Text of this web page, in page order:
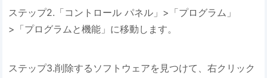
ステップ2.「コントロール パネル」>「プログラム」
>「プログラムと機能」に移動します。
ステップ3.削除するソフトウェアを見つけて、右クリック